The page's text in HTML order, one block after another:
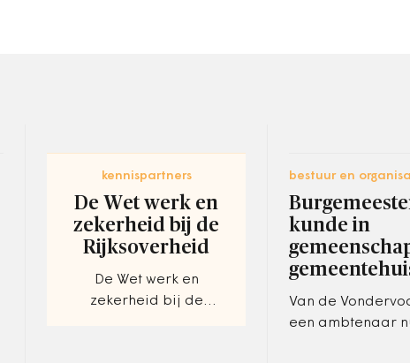
kennispartners
De Wet werk en
zekerheid bij de
Rijksoverheid
De Wet werk en
zekerheid bij de
bestuur en
kunde in
Van de
een ambtenaar